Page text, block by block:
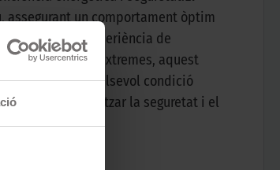
assegurant un comportament òptim
oferir una experiència de
climàtiques extremes, aquest
enfrontar qualsevol condició
per maximitzar la seguretat i el